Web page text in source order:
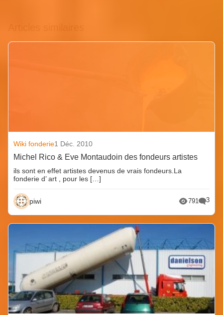
Wiki fonderie1 Déc. 2010
Michel Rico & Eve Montaudoin des fondeurs artistes
ils sont en effet artistes devenus de vrais fondeurs.La
fonderie d’ art , pour les […]
piwi 791 3